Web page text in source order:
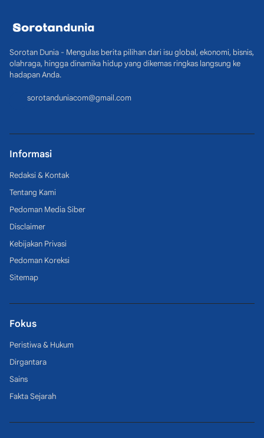
Sorotan Dunia - Mengulas berita pilihan dari isu global, ekonomi, bisnis,
olahraga, hingga dinamika hidup yang dikemas ringkas langsung ke
hadapan Anda.
sorotanduniacom@gmail.com
Informasi
Redaksi & Kontak
Tentang Kami
Pedoman Media Siber
Disclaimer
Kebijakan Privasi
Pedoman Koreksi
Sitemap
Fokus
Peristiwa & Hukum
Dirgantara
Sains
Fakta Sejarah